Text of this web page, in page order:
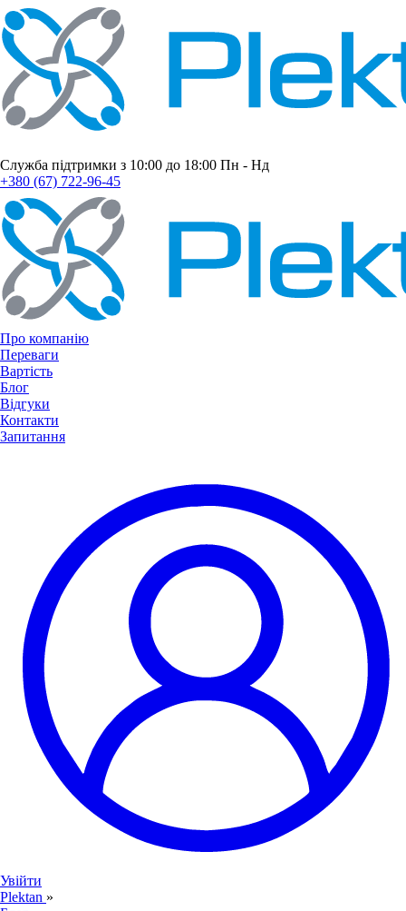
Служба підтримки з 10:00 до 18:00 Пн - Нд
+380 (67) 722-96-45
Про компанію
Переваги
Вартість
Блог
Відгуки
Контакти
Запитання
Увійти
Plektan »